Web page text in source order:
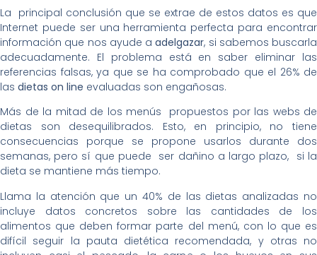
La principal conclusión que se extrae de estos datos es que
Internet puede ser una herramienta perfecta para encontrar
información que nos ayude aadelgazar, si sabemos buscarla
adecuadamente. El problema está en saber eliminar las
referencias falsas, ya que se ha comprobado que el 26% de
las dietas on line evaluadas son engañosas.
Más de la mitad de los menús propuestos por las webs de
dietas son desequilibrados. Esto, en principio, no tiene
consecuencias porque se propone usarlos durante dos
semanas, pero sí que puede ser dañino a largo plazo, si la
dieta se mantiene más tiempo.
Llama la atención que un 40% de las dietas analizadas no
incluye datos concretos sobre las cantidades de los
alimentos que deben formar parte del menú, con lo que es
difícil seguir la pauta dietética recomendada, y otras no